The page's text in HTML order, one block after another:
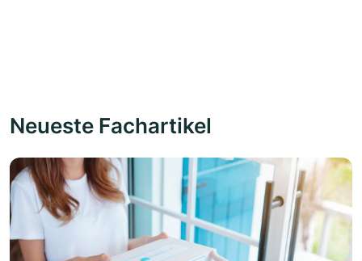
Neueste Fachartikel